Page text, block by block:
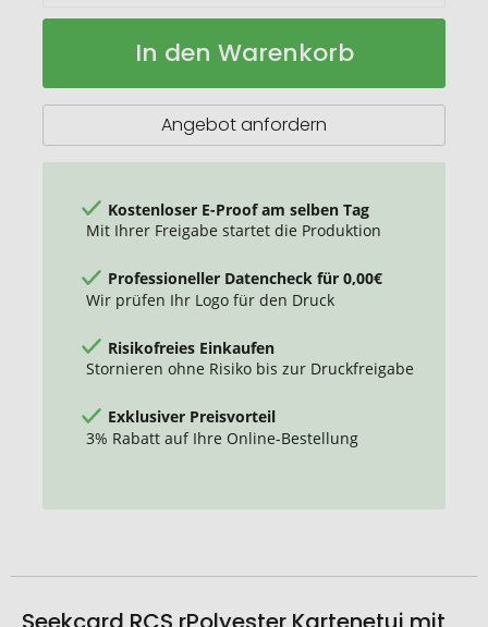
Seekcard
Kartenetui
Auf
In den Warenkorb
Angebot anfordern
Kostenloser E-Proof am selben Tag
Mit Ihrer Freigabe startet die Produktion
Professioneller Datencheck für 0,00€
Wir prüfen Ihr Logo für den Druck
Risikofreies Einkaufen
Stornieren ohne Risiko bis zur Druckfreigabe
Exklusiver Preisvorteil
3% Rabatt auf Ihre Online-Bestellung